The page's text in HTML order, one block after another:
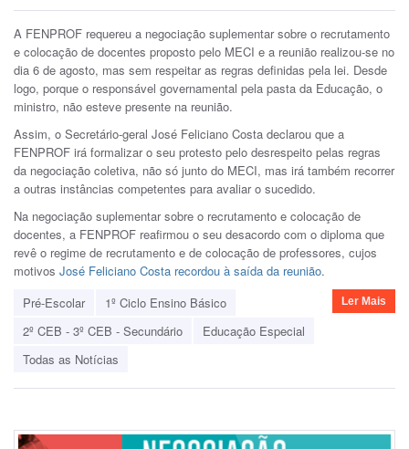
A FENPROF requereu a negociação suplementar sobre o recrutamento
e colocação de docentes proposto pelo MECI e a reunião realizou-se no
dia 6 de agosto, mas sem respeitar as regras definidas pela lei. Desde
logo, porque o responsável governamental pela pasta da Educação, o
ministro, não esteve presente na reunião.
Assim, o Secretário-geral José Feliciano Costa declarou que a
FENPROF irá formalizar o seu protesto pelo desrespeito pelas regras
da negociação coletiva, não só junto do MECI, mas irá também recorrer
a outras instâncias competentes para avaliar o sucedido.
Na negociação suplementar sobre o recrutamento e colocação de
docentes, a FENPROF reafirmou o seu desacordo com o diploma que
revê o regime de recrutamento e de colocação de professores, cujos
motivos José Feliciano Costa recordou à saída da reunião.
Pré-Escolar
1º Ciclo Ensino Básico
2º CEB - 3º CEB - Secundário
Educação Especial
Todas as Notícias
Ler Mais